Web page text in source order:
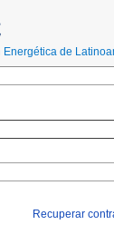
de
Recuperar